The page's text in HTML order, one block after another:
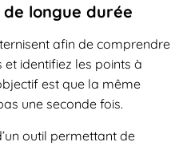
longue durée
afin de comprendre
identifiez les points à
est que la même
une seconde fois.
outil permettant de